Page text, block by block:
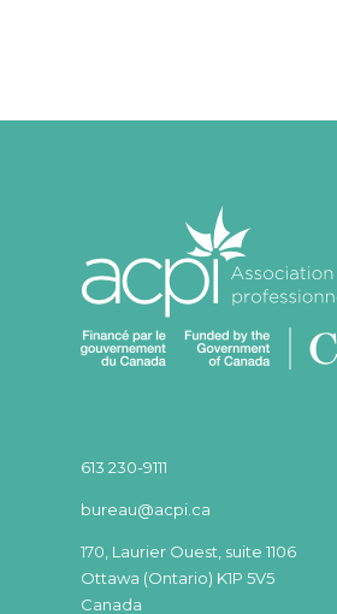
613 230-9111
bureau@acpi.ca
170, Laurier Ouest, suite 1106
Ottawa (Ontario) K1P 5V5
Canada